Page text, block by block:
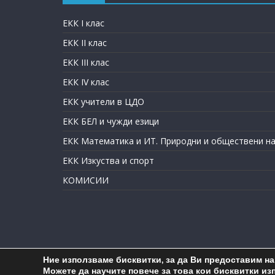
ЕКК I клас
ЕКК II клас
ЕКК III клас
ЕКК IV клас
ЕКК учители в ЦДО
ЕКК БЕЛ и чужди езици
ЕКК Математика и ИТ. Природни и обществени
ЕКК Изкуства и спорт
КОМИСИИ
Ние използваме бисквитки, за да Ви предоставим
Можете да научите повече за това кои бисквитки